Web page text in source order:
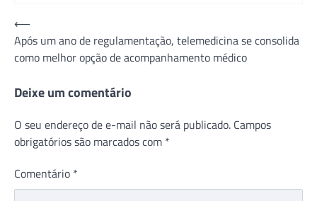
Navegação
de
Post
⟵
Após um ano de regulamentação, telemedicina se consolida
como melhor opção de acompanhamento médico
Deixe um comentário
O seu endereço de e-mail não será publicado. Campos
obrigatórios são marcados com *
Comentário *